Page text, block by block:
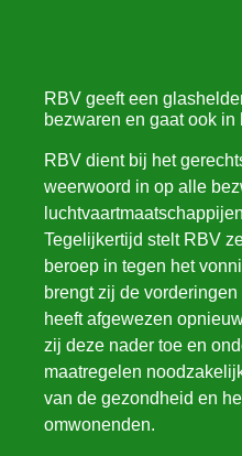
RBV geeft een
bezwaren en gaat ook in
RBV dient bij het
weerwoord in op alle
Tegelijkertijd stelt RBV
beroep in tegen het
brengt zij de
heeft afgewezen
zij deze nader toe en
maatregelen
van de gezondheid en
omwonenden.